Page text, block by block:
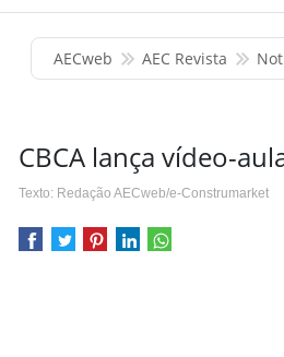
AECweb AEC Revista
CBCA lança vídeo-
Texto: Redação AECweb/e-Construmarket